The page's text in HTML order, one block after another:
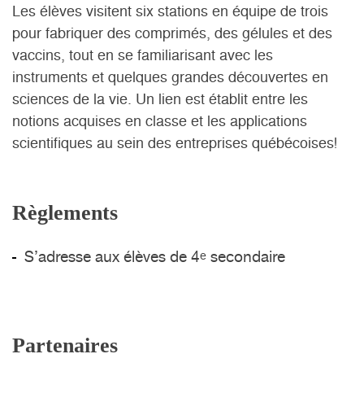
Les élèves visitent six stations en équipe de trois
pour fabriquer des comprimés, des gélules et des
vaccins, tout en se familiarisant avec les
instruments et quelques grandes découvertes en
sciences de la vie. Un lien est établit entre les
notions acquises en classe et les applications
scientifiques au sein des entreprises québécoises!
Règlements
S’adresse aux élèves de 4e secondaire
Partenaires